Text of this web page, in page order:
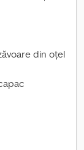
din oțel